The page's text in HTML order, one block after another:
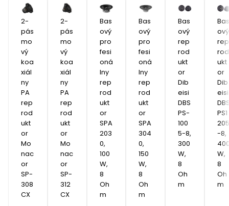
2-
pás
mo
vý
koa
xiál
ny
PA
rep
rod
ukt
or
Mo
nac
or
SP-
308
CX
2-
pás
mo
vý
koa
xiál
ny
PA
rep
rod
ukt
or
Mo
nac
or
SP-
312
CX
Bas
ový
pro
fesi
oná
lny
rep
rod
ukt
or
SPA
203
0,
100
W,
8
Oh
m
Bas
ový
pro
fesi
oná
lny
rep
rod
ukt
or
SPA
304
0,
150
W,
8
Oh
m
Bas
ový
rep
rod
ukt
or
Dib
eisi
DBS
PS-
100
5-8,
300
W,
8
Oh
m
Bas
ový
rep
rod
ukt
or
Dib
eisi
PS1
205
-8,
W,
8
Oh
m